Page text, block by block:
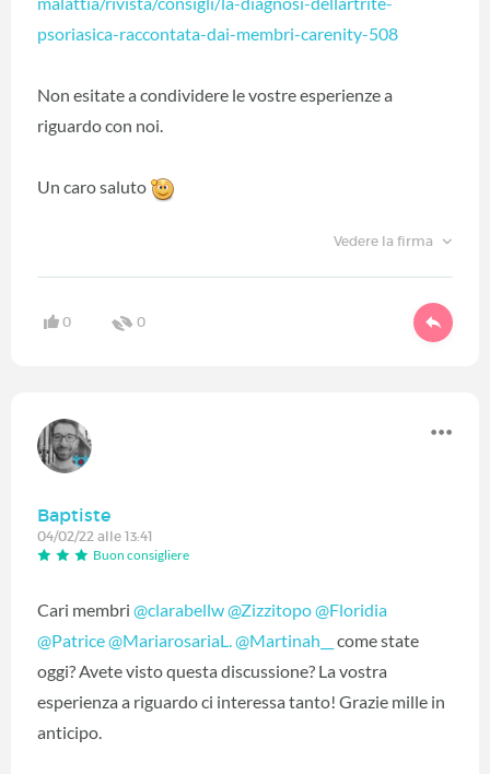
psoriasica-raccontata-dai-membri-carenity-508
Non esitate a condividere le vostre esperienze a
riguardo con noi.
Un caro saluto
Vedere la firma
0 0
Baptiste
04/02/22 alle 13:41
Buon consigliere
Cari membri @clarabellw@Zizzitopo@Floridia
@Patrice@MariarosariaL.@Martinah__
come state
oggi? Avete visto questa discussione? La vostra
esperienza a riguardo ci interessa tanto! Grazie mille in
anticipo.